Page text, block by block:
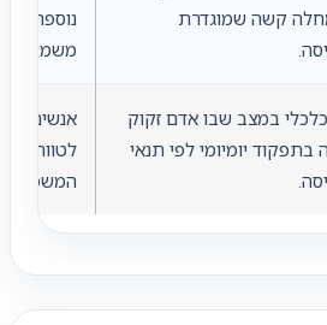
קשה שמוגדרת
נוספת
כלכלי במצב שבו אדם זקוק
בתפקוד יומיומי לפי תנאי
אנשים
לטווח
המשפחה.